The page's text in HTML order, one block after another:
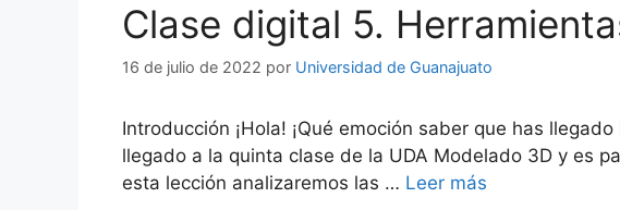
Clase digital 5.
16 de julio de 2022 por Universidad de Guanajuato
Introducción ¡Hola! ¡Qué emoción saber que has
llegado a la quinta clase de la UDA Modelado 3D y es
esta lección analizaremos las … Leer más